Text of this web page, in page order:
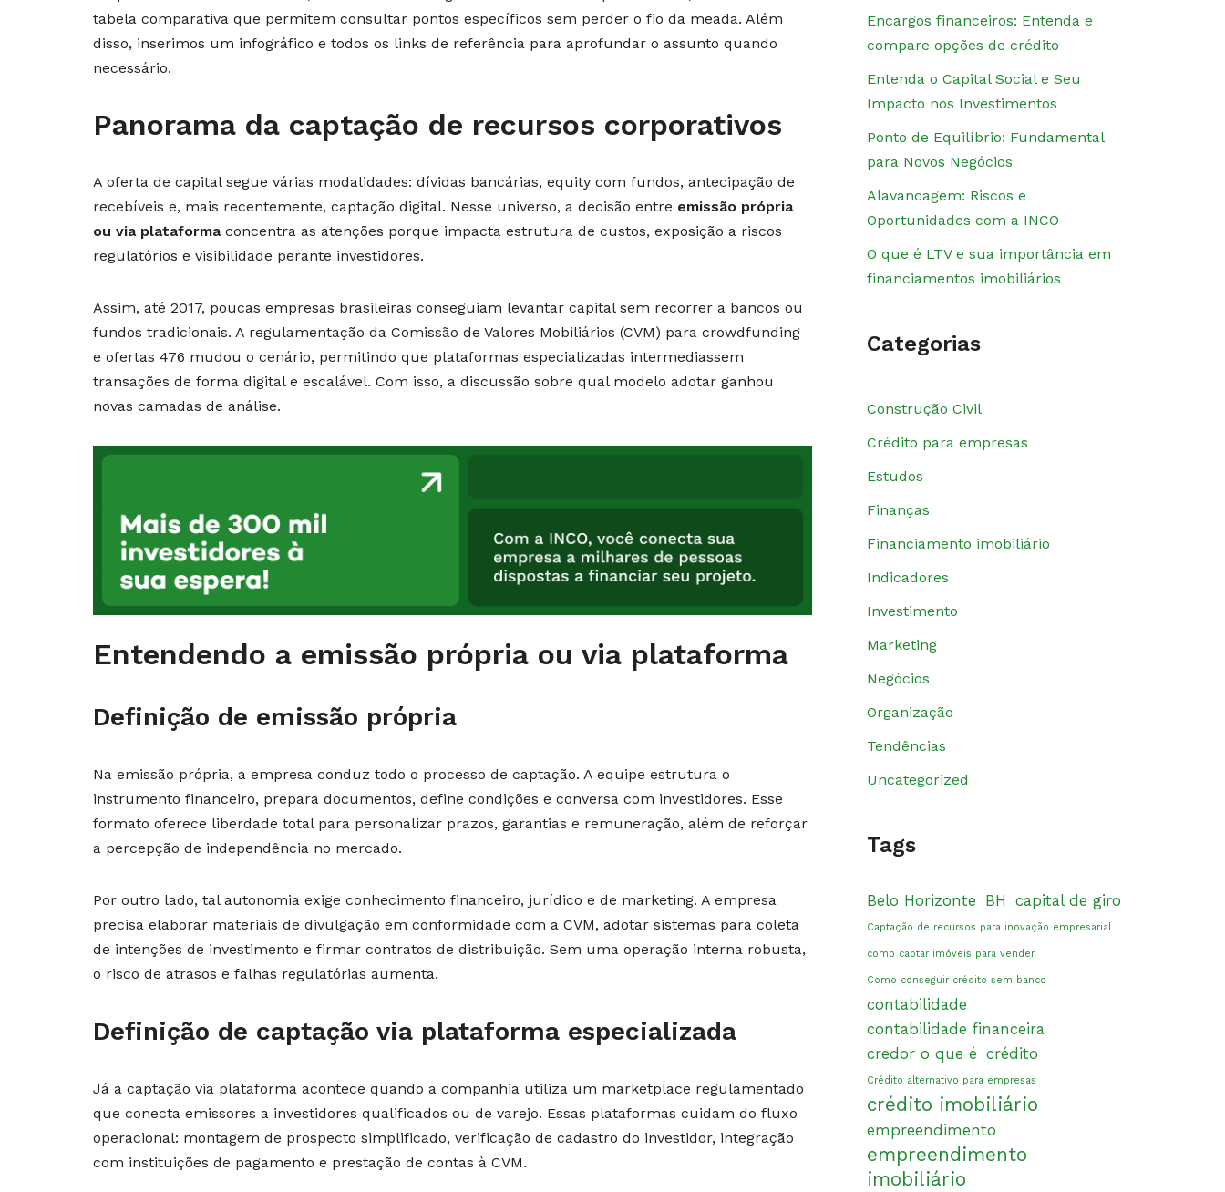
tabela comparativa que permitem consultar pontos específicos sem perder o fio da meada. Além
disso, inserimos um infográfico e todos os links de referência para aprofundar o assunto quando
necessário.
Panorama da captação de recursos corporativos
A oferta de capital segue várias modalidades: dívidas bancárias, equity com fundos, antecipação de
recebíveis e, mais recentemente, captação digital. Nesse universo, a decisão entre emissão própria
ou via plataformaconcentra as atenções porque impacta estrutura de custos, exposição a riscos
regulatórios e visibilidade perante investidores.
Assim, até 2017, poucas empresas brasileiras conseguiam levantar capital sem recorrer a bancos ou
fundos tradicionais. A regulamentação da Comissão de Valores Mobiliários (CVM) para crowdfunding
e ofertas 476 mudou o cenário, permitindo que plataformas especializadas intermediassem
transações de forma digital e escalável. Com isso, a discussão sobre qual modelo adotar ganhou
novas camadas de análise.
Entendendo a emissão própria ou via plataforma
Definição de emissão própria
Na emissão própria, a empresa conduz todo o processo de captação. A equipe estrutura o
instrumento financeiro, prepara documentos, define condições e conversa com investidores. Esse
formato oferece liberdade total para personalizar prazos, garantias e remuneração, além de reforçar
a percepção de independência no mercado.
Por outro lado, tal autonomia exige conhecimento financeiro, jurídico e de marketing. A empresa
precisa elaborar materiais de divulgação em conformidade com a CVM, adotar sistemas para coleta
de intenções de investimento e firmar contratos de distribuição. Sem uma operação interna robusta,
o risco de atrasos e falhas regulatórias aumenta.
Definição de captação via plataforma especializada
Já a captação via plataforma acontece quando a companhia utiliza um marketplace regulamentado
que conecta emissores a investidores qualificados ou de varejo. Essas plataformas cuidam do fluxo
operacional: montagem de prospecto simplificado, verificação de cadastro do investidor, integração
com instituições de pagamento e prestação de contas à CVM.
Encargos financeiros: Entenda e
compare opções de crédito
Entenda o Capital Social e Seu
Impacto nos Investimentos
Ponto de Equilíbrio: Fundamental
para Novos Negócios
Alavancagem: Riscos e
Oportunidades com a INCO
O que é LTV e sua importância em
financiamentos imobiliários
Categorias
Construção Civil
Crédito para empresas
Estudos
Finanças
Financiamento imobiliário
Indicadores
Investimento
Marketing
Negócios
Organização
Tendências
Uncategorized
Tags
Belo Horizonte BH capital de giro
Captação de recursos para inovação empresarial
como captar imóveis para vender
Como conseguir crédito sem banco
contabilidade
contabilidade financeira
credor o que é crédito
Crédito alternativo para empresas
crédito imobiliário
empreendimento
empreendimento
imobiliário